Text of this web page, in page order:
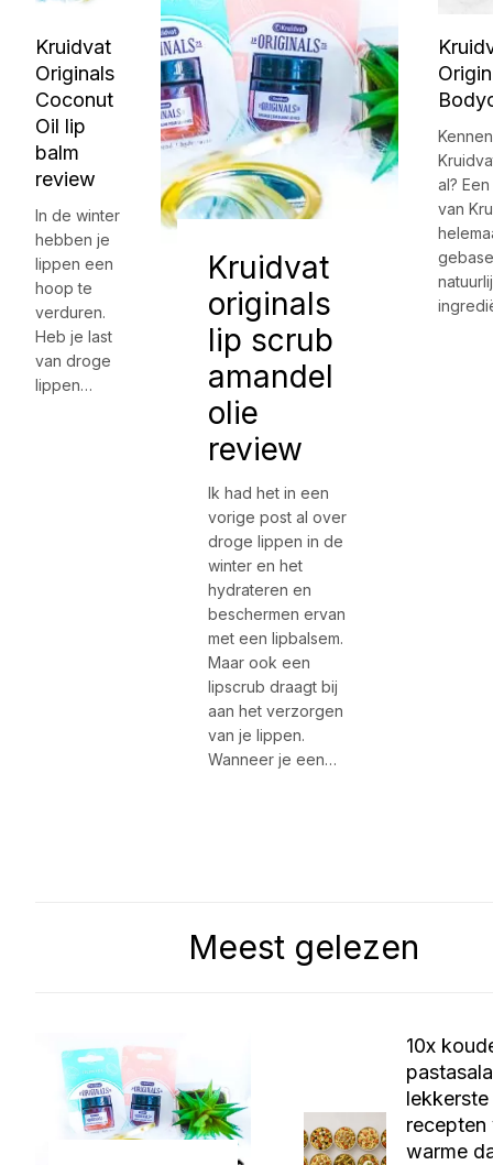
Kruidvat
Originals
Coconut
Oil lip
balm
review
In de winter
hebben je
lippen een
hoop te
verduren.
Heb je last
van droge
lippen…
Kruidvat
originals
lip scrub
amandel
olie
review
Ik had het in een
vorige post al over
droge lippen in de
winter en het
hydrateren en
beschermen ervan
met een lipbalsem.
Maar ook een
lipscrub draagt bij
aan het verzorgen
van je lippen.
Wanneer je een…
al?
van
Meest gelezen
10x
lekkerste
recepten
warme